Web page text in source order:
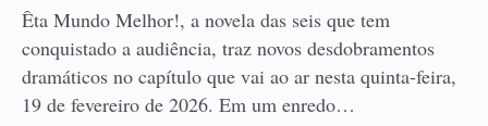
Êta Mundo Melhor!, a novela das seis que tem
conquistado a audiência, traz novos desdobramentos
dramáticos no capítulo que vai ao ar nesta quinta-feira,
19 de fevereiro de 2026. Em um enredo…